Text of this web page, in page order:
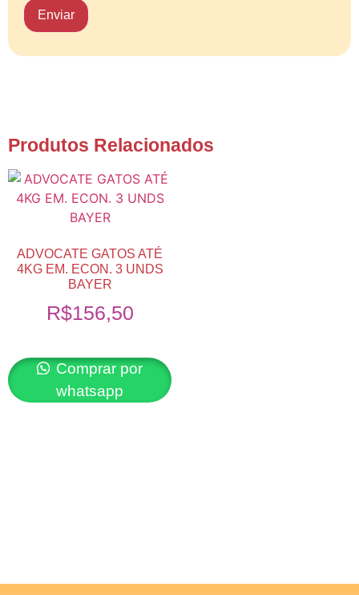
Produtos Relacionados
ADVOCATE GATOS ATÉ
4KG EM. ECON. 3 UNDS
BAYER
R$156,50
Comprar por
whatsapp